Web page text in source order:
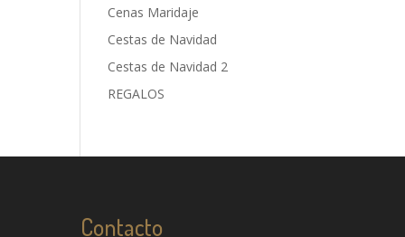
Cenas Maridaje
Cestas de Navidad
Cestas de Navidad 2
REGALOS
Contacto